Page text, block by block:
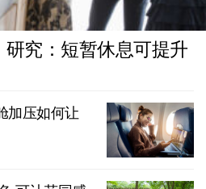
究：短暂休息可提升
加压如何让